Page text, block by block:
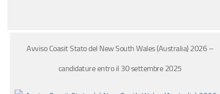
Avviso Coasit Stato del New South Wales (Australia) 2026 –
candidature entro il 30 settembre 2025